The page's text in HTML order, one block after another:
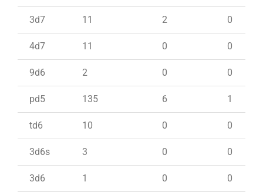
3d7 11 2 0
4d7 11 0 0
9d6 2 0 0
pd5 135 6 1
td6 10 0 0
3d6s 3 0 0
3d6 1 0 0